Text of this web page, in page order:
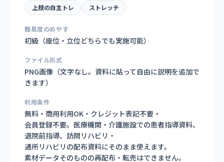
上肢の自主トレ
ストレッチ
難易度のめやす
初級（座位・立位どちらでも実施可能）
ファイル形式
PNG画像（文字なし。資料に貼って自由に説明を追加で
きます）
利用条件
無料・商用利用OK・クレジット表記不要・
会員登録不要。医療機関・介護施設での患者指導資料、
退院前指導、訪問リハビリ・
通所リハビリの配布資料にそのまま使えます。
素材データそのものの再配布・転売はできません。